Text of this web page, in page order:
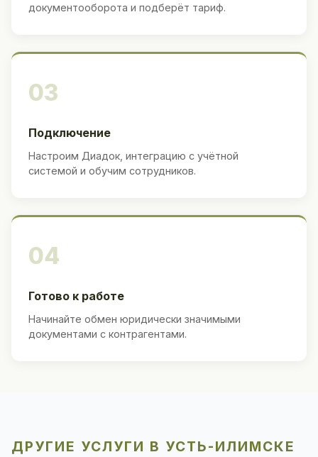
документооборота и подберёт тариф.
03
Подключение
Настроим Диадок, интеграцию с учётной
системой и обучим сотрудников.
04
Готово к работе
Начинайте обмен юридически значимыми
документами с контрагентами.
ДРУГИЕ УСЛУГИ В УСТЬ-ИЛИМСКЕ